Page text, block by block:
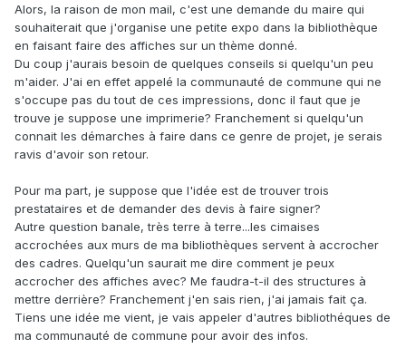
Alors, la raison de mon mail, c'est une demande du maire qui
souhaiterait que j'organise une petite expo dans la bibliothèque
en faisant faire des affiches sur un thème donné.
Du coup j'aurais besoin de quelques conseils si quelqu'un peu
m'aider. J'ai en effet appelé la communauté de commune qui ne
s'occupe pas du tout de ces impressions, donc il faut que je
trouve je suppose une imprimerie? Franchement si quelqu'un
connait les démarches à faire dans ce genre de projet, je serais
ravis d'avoir son retour.
Pour ma part, je suppose que l'idée est de trouver trois
prestataires et de demander des devis à faire signer?
Autre question banale, très terre à terre...les cimaises
accrochées aux murs de ma bibliothèques servent à accrocher
des cadres. Quelqu'un saurait me dire comment je peux
accrocher des affiches avec? Me faudra-t-il des structures à
mettre derrière? Franchement j'en sais rien, j'ai jamais fait ça.
Tiens une idée me vient, je vais appeler d'autres bibliothéques de
ma communauté de commune pour avoir des infos.